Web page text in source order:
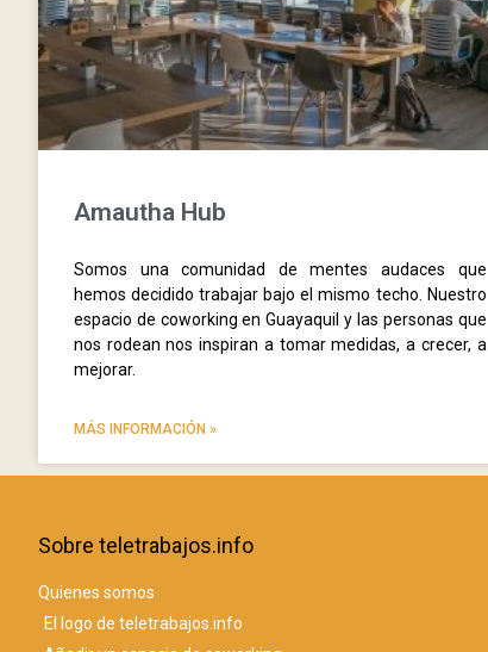
Amautha Hub
Somos una comunidad de mentes audaces que
hemos decidido trabajar bajo el mismo techo. Nuestro
espacio de coworking en Guayaquil y las personas que
nos rodean nos inspiran a tomar medidas, a crecer, a
mejorar.
MÁS INFORMACIÓN »
Sobre teletrabajos.info
Quienes somos
El logo de teletrabajos.info